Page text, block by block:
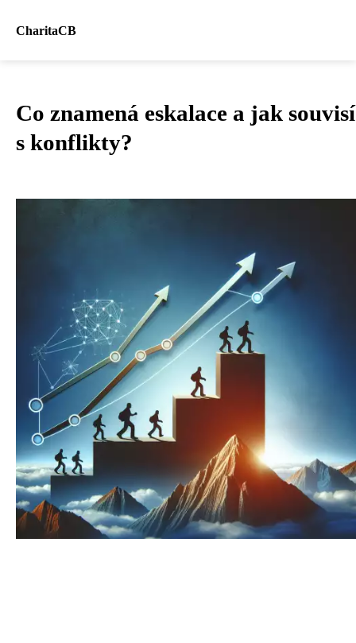
CharitaCB
Co znamená eskalace a jak souvisí
s konflikty?